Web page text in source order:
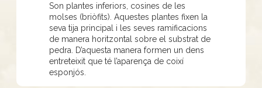
Son plantes inferiors, cosines de les
molses (briòfits). Aquestes plantes fixen la
seva tija principal i les seves ramificacions
de manera horitzontal sobre el substrat de
pedra. D’aquesta manera formen un dens
entreteixit que té l’aparença de coixí
esponjós.